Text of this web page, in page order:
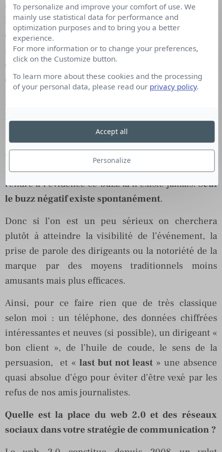
savons tous les médias sont friands de belles
histoires. A nous donc de les trouver parmi les
quelques 160 000 personnes formées chaque
année par l’AFPA. Rappelons qu’en plus de 60 ans
d’existence l’AFPA aura formé plus de 5 000 000
de personnes. Ce n’est pas rien.
Lors d’un évènement, que faites-vous pour créer
le buzz ?
La question du buzz est une amusante mais
épineuse question. Tous les communicants ont le
fantasme du buzz positif, spontané. Mais il faut se
rendre à l’évidence ce buzz là n’existe jamais.Seul
le buzz négatif existe spontanément.
Donc si l’on est un peu sérieux on cherchera
plutôt à atteindre la visibilité de l’événement, la
prise de parole des dirigeants ou la notoriété de la
marque par des moyens traditionnels moins
amusants mais plus efficaces.
Ainsi, pour ce faire rien que de très classique
selon moi : un téléphone, des données chiffrées
intéressantes et neuves (si possible), un dirigeant «
bon client », de l’huile de coude, le sens de la
persuasion, et « last but not least» une absence
quasi absolue d’égo pour éviter d’être vexé par les
refus de nos amis journalistes.
Quelle est la place du web 2.0 et des réseaux
sociaux dans votre stratégie de communication ?
To personalize and improve your comfort of use. We
mainly use statistical data for performance and
optimization purposes and to bring you a better
experience.
For more information or to change your preferences,
click on the Customize button.
To learn more about these cookies and the processing
of your personal data, please read our privacy policy.
Personalize
Accept all